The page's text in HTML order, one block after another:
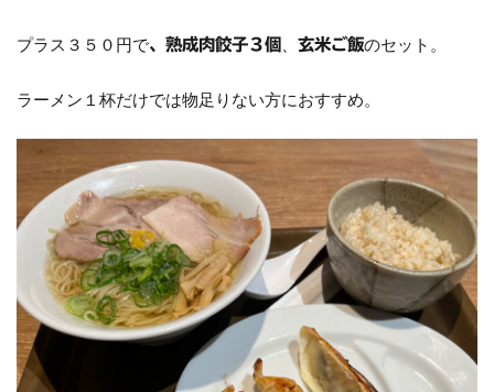
プラス３５０円で、熟成肉餃子３個 玄米ご飯のセット。
ラーメン１杯だけでは物足りない方におすすめ。